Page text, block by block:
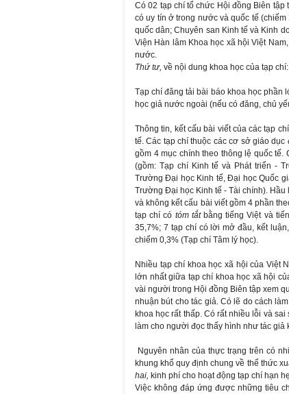
Có 02 tạp chí tổ chức Hội đồng Biên tập
có uy tín ở trong nước và quốc tế
quốc dân; Chuyên san Kinh tế và Kinh
Viện Hàn lâm Khoa học xã hội Việt
nước.
Thứ tư, về nội dung khoa học của tạp chí:
Tạp chí đăng tải bài báo khoa học phần
học giả nước ngoài (nếu có đăng, chủ
Thông tin, kết cấu bài viết của các tạp
tế. Các tạp chí thuộc các cơ sở giáo
gồm 4 mục chính theo thông lệ quốc
(gồm: Tạp chí Kinh tế và Phát triển -
Trường Đại học Kinh tế, Đại học Quốc
Trường Đại học Kinh tế - Tài chính). Hầu
và không kết cấu bài viết gồm 4 phần
tạp chí có tóm tắtbằng tiếng Việt và
35,7%; 7 tạp chí có lời mở đầu, kết
chiếm 0,3% (Tạp chí Tâm lý học).
Nhiều tạp chí khoa học xã hội của Việt
lớn nhất giữa tạp chí khoa học xã hội
vài người trong Hội đồng Biên tập xem
nhuận bút cho tác giả. Có lẽ do cách
khoa học rất thấp. Có rất nhiều lỗi và
làm cho người đọc thấy hình như tác giả
Nguyên nhân của thực trạng trên có
khung khổ quy định chung về thể thức
hai, kinh phí cho hoạt động tạp chí hạn
Việc không đáp ứng được những tiêu